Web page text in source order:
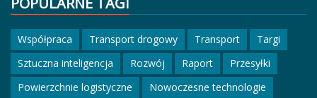
Współpraca Transport drogowy Transport
Targi
Sztuczna inteligencja
Rozwój Raport
Przesyłki
Powierzchnie logistyczne
Nowoczesne technologie